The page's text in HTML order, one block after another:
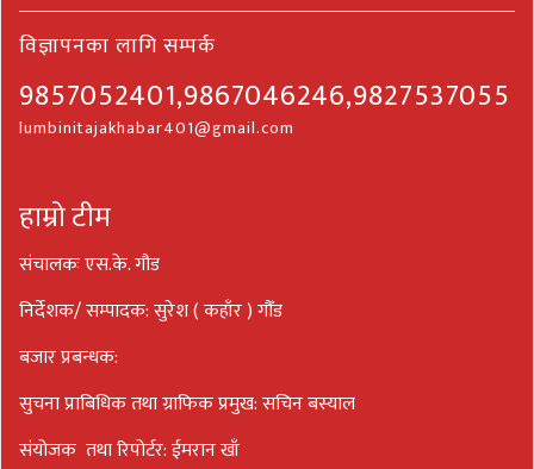
विज्ञापनका लागि सम्पर्क
9857052401,9867046246,9827537055
lumbinitajakhabar401@gmail.com
हाम्रो टीम
संचालकः एस.के. गौड
निर्देशक/ सम्पादक: सुरेश ( कहाँर ) गौँड
बजार प्रबन्धक:
सुचना प्राबिधिक तथा ग्राफिक प्रमुख: सचिन बस्याल
संयोजक तथा रिपोर्टर: ईमरान खाँ